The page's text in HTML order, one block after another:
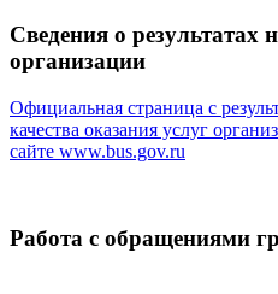
Сведения о результатах
организации
Официальная страница с
качества оказания услуг
сайте www.bus.gov.ru
Работа с обращениями